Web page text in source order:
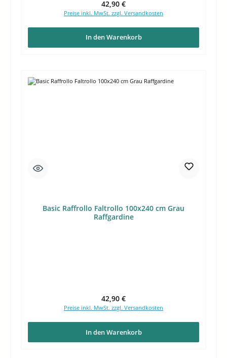
Regulärer Preis:
42,90 €
Preise inkl. MwSt. zzgl. Versandkosten
In den Warenkorb
Basic Raffrollo Faltrollo 100x240 cm Grau
Raffgardine
Regulärer Preis:
42,90 €
Preise inkl. MwSt. zzgl. Versandkosten
In den Warenkorb